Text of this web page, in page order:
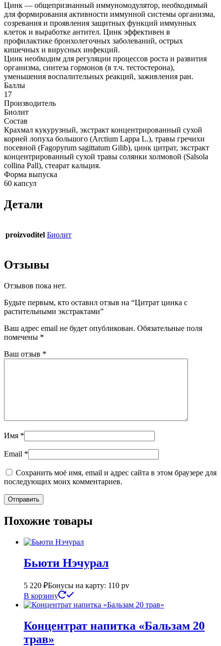
Цинк — общепризнанный иммуномодулятор, необходимый
для формирования активности иммунной системы организма,
созревания и проявления защитных функций иммунных
клеток и выработке антител. Цинк эффективен в
профилактике бронхолегочных заболеваний, острых
кишечных и вирусных инфекций.
Цинк необходим для регуляции процессов роста и развития
организма, синтеза гормонов (в т.ч. тестостерона),
уменьшения воспалительных реакций, заживления ран.
Баллы
17
Производитель
Биолит
Состав
Крахмал кукурузный, экстракт концентрированный сухой
корней лопуха большого (Arctium Lappa L.), травы гречихи
посевной (Fagopyrum sagittatum Gilib), цинк цитрат, экстракт
концентрированный сухой травы солянки холмовой (Salsola
collina Pall), стеарат кальция.
Форма выпуска
60 капсул
Детали
proizvoditel Биолит
Отзывы
Отзывов пока нет.
Будьте первым, кто оставил отзыв на “Цитрат цинка с
растительными экстрактами”
Ваш адрес email не будет опубликован. Обязательные поля
помечены *
Ваш отзыв *
Имя *
Email *
Сохранить моё имя, email и адрес сайта в этом браузере для
последующих моих комментариев.
Похожие товары
Бьюти Нэчурал
5 220 ₽Бонусы на карту: 110 pv
В корзину
Концентрат напитка «Бальзам 20
трав»